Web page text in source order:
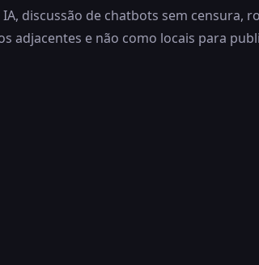
discussão de chatbots sem censura,
adjacentes e não como locais para